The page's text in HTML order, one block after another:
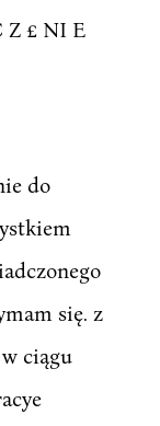
Z £ NI E
do
się. z
ciągu